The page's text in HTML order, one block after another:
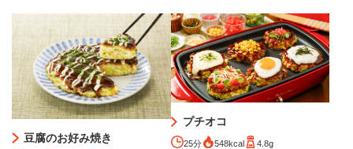
豆腐のお好み焼き
プチオコ
25分 548kcal 4.8g